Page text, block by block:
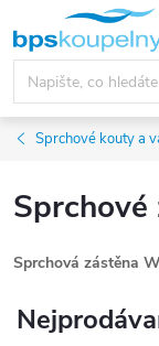
obsah
Sprchové kouty a
Sprchová zástěna